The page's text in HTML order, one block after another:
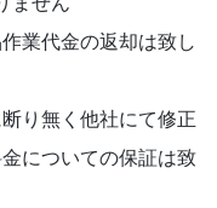
業代金の返却は致し
り無く他社にて修正
についての保証は致